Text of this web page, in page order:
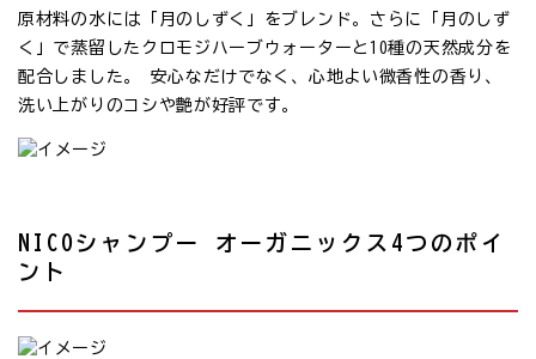
原材料の水には「月のしずく」をブレンド。さらに「月のしず
く」で蒸留したクロモジハーブウォーターと10種の天然成分を
配合しました。 安心なだけでなく、心地よい微香性の香り、
洗い上がりのコシや艶が好評です。
NICOシャンプー オーガニックス4つのポイ
ント